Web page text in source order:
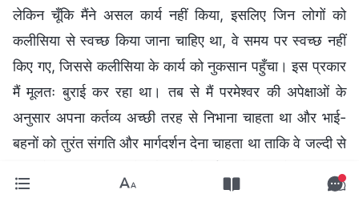
लेकिन चूँकि मैंने असल कार्य नहीं किया, इसलिए जिन लोगों को
कलीसिया से स्वच्छ किया जाना चाहिए था, वे समय पर स्वच्छ नहीं
किए गए, जिससे कलीसिया के कार्य को नुकसान पहुँचा। इस प्रकार
मैं मूलतः बुराई कर रहा था। तब से मैं परमेश्वर की अपेक्षाओं के
अनुसार अपना कर्तव्य अच्छी तरह से निभाना चाहता था और भाई-
बहनों को तुरंत संगति और मार्गदर्शन देना चाहता था ताकि वे जल्दी से